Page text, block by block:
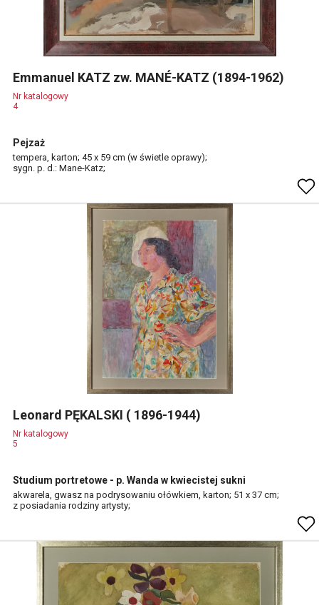
Emmanuel KATZ zw. MANÉ-KATZ (1894-1962)
Nr katalogowy
4
Pejzaż
tempera, karton; 45 x 59 cm (w świetle oprawy);
sygn. p. d.: Mane-Katz;
Leonard PĘKALSKI ( 1896-1944)
Nr katalogowy
5
Studium portretowe - p. Wanda w kwiecistej sukni
akwarela, gwasz na podrysowaniu ołówkiem, karton; 51 x 37 cm;
z posiadania rodziny artysty;